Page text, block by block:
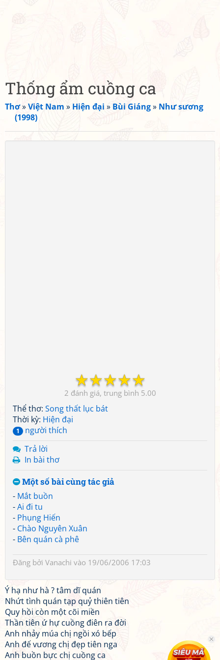
Thống ẩm cuồng ca
Thơ»Việt Nam » Hiện đại » Bùi Giáng» Như sương
(1998)
☆
☆
☆
☆
☆
2 5.00
Thể thơ: Song thất lục bát
Thời kỳ: Hiện đại
1
người thích
Trả lời
In bài thơ
Một số bài cùng tác giả
- Mắt buồn
-Ai đi tu
- Phụng Hiến
- Chào Nguyên Xuân
- Bên quán cà phê
Đăng bởi Vanachi vào 19/06/2006 17:03
Ý hạ như hà ? tâm dĩ quán
Nhứt tình quán tạp quỷ thiên tiên
Quy hồi còn một cõi miền
Thần tiên ứ hự cuồng điên ra đời
Anh nhảy múa chị ngồi xó bếp
Anh đế vương chị đẹp tiên nga
Anh buồn bực chị cuồng ca